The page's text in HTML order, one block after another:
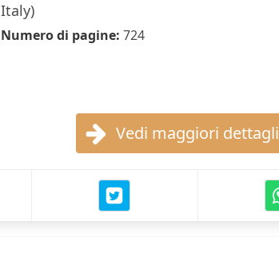
Italy)
Numero di pagine: 724
Vedi maggiori dettagli